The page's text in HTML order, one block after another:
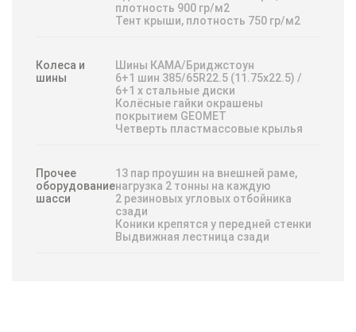
плотность 900 гр/м2
Тент крыши, плотность 750 гр/м2
Колеса и
шины
Шины КАМА/Бриджстоун
6+1 шин 385/65R22.5 (11.75х22.5) /
6+1 x стальные диски
Колёсные гайки окрашены
покрытием GEOMET
Четверть пластмассовые крылья
Прочее
оборудование
шасси
13 пaр проушин на внешней рaме,
нагрузка 2 тонны на каждую
2 резиновых угловых отбойника
сзади
Коники крепятся у передней стенки
Выдвижнaя лестницa сзaди